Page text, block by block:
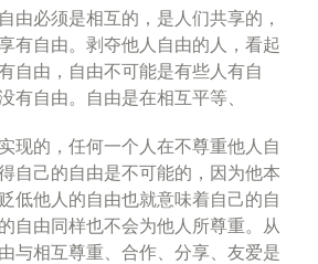
由必须是相互的，是人们共享的，
有自由。剥夺他人自由的人，看起
自由，自由不可能是有些人有自
有自由。自由是在相互平等、
现的，任何一个人在不尊重他人自
自己的自由是不可能的，因为他本
低他人的自由也就意味着自己的自
自由同样也不会为他人所尊重。从
与相互尊重、合作、分享、友爱是